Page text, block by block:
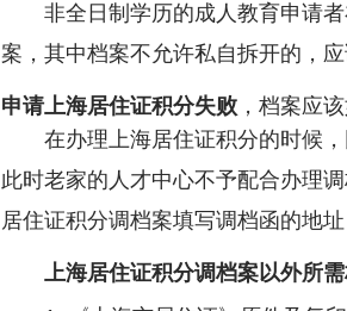
非全日制学历的成人教育申请
案，其中档案不允许私自拆开的，
申请上海居住证积分失败 ，档案应
在办理上海居住证积分的时候
此时老家的人才中心不予配合办理
居住证积分调档案填写调档函的地址
上海居住证积分调档案以外所